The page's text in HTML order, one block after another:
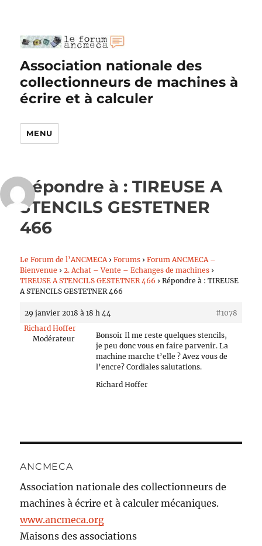
Association nationale des
collectionneurs de machines à
écrire et à calculer
MENU
Répondre à : TIREUSE A
STENCILS GESTETNER
466
Le Forum de l’ANCMECA › Forums › Forum ANCMECA –
Bienvenue › 2. Achat – Vente – Echanges de machines ›
TIREUSE A STENCILS GESTETNER 466 › Répondre à : TIREUSE
A STENCILS GESTETNER 466
29 janvier 2018 à 18 h 44
#1078
Richard Hoffer
Modérateur
Bonsoir Il me reste quelques stencils,
je peu donc vous en faire parvenir. La
machine marche t’elle ? Avez vous de
l’encre? Cordiales salutations.
Richard Hoffer
ANCMECA
Association nationale des collectionneurs de
machines à écrire et à calculer mécaniques.
www.ancmeca.org
Maisons des associations